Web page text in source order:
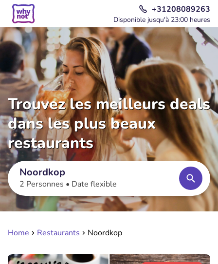
+31208089263
Disponible jusqu'à 23:00 heures
Trouvez les meilleurs deals
dans les plus beaux
restaurants
Noordkop
2 Personnes • Date flexible
Home Restaurants Noordkop